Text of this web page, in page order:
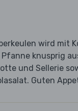
wird mit
knusprig
und Sellerie
Guten